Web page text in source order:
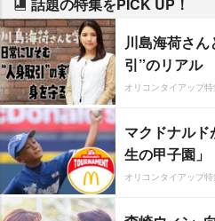
川島海荷さ
引”のリアル
オリコンタイアップ特
マクドナル
生の甲子園」
オリコンタイアップ特